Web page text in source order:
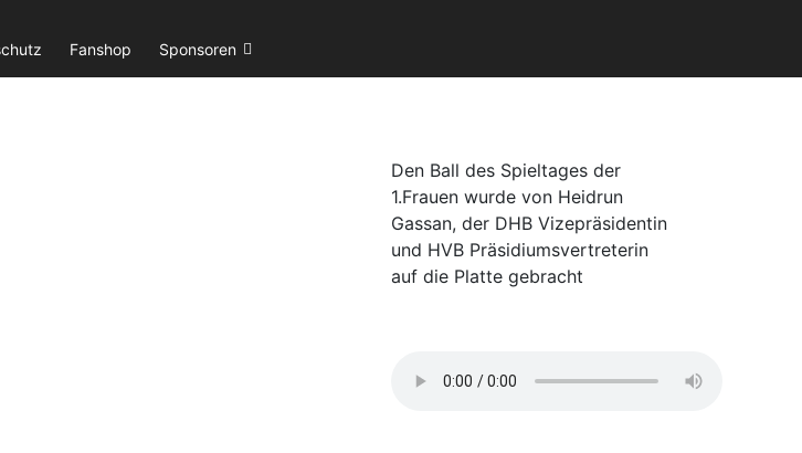
Fanshop Sponsoren
Den Ball des Spieltages der
1.Frauen wurde von Heidrun
Gassan, der DHB Vizepräsidentin
und HVB Präsidiumsvertreterin
auf die Platte gebracht